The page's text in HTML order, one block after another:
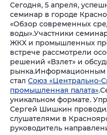
Сегодня, 5 апреля,
семинар в городе
«Обзор современных
воды».Участники
ЖКХ и промышленных
встрече рассмотрели
решений «Взлет» и
рынка.Информационным
стал Союз «Центрально-
промышленная палата».
уникальном формате.
Сергей Шишкин
слушателями в
руководитель